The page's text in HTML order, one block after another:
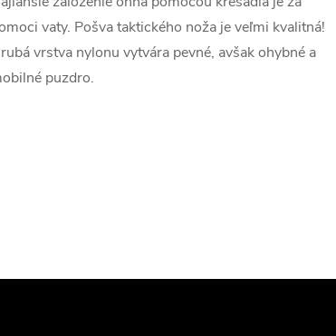
vaty. Pošva taktického noža je veľmi kvalitná!
vrstva nylonu vytvára pevné, avšak ohybné a
puzdro.